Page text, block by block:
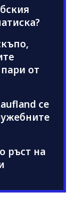
от
се
ръст на